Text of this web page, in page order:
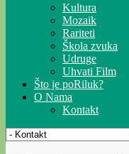
Kultura
Mozaik
Rariteti
Škola zvuka
Udruge
Uhvati Film
Što je poRiluk?
O Nama
Kontakt